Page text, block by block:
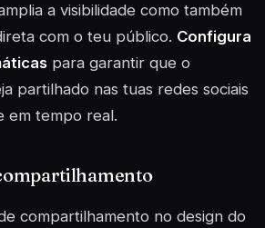
a visibilidade como também
com o teu público. Configura
para garantir que o
partilhado nas tuas redes sociais
em tempo real.
compartilhamento no design do